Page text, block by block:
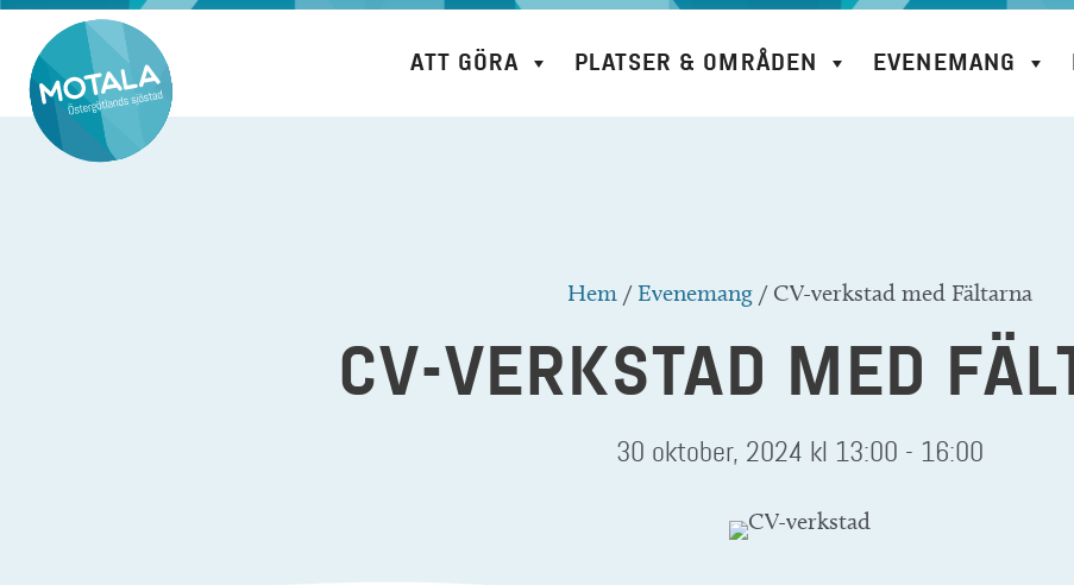
Hoppa
innehåll
ATT GÖRA PLATSER & OMRÅDEN EVENEMANG
Hem /Evenemang/ CV-verkstad med Fältarna
CV-VERKSTAD MED
30 oktober, 2024 kl 13:00 - 16:00